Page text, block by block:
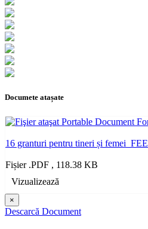
Documete atașate
16 granturi pentru tineri și femei_FEE
Fișier .PDF , 118.38 KB
Vizualizează
×
Descarcă Document